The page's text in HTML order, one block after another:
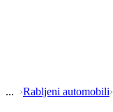
›Rabljeni automobili›